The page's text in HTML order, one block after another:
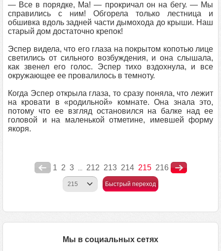
— Все в порядке, Ма! — прокричал он на бегу. — Мы
справились с ним! Обгорела только лестница и
обшивка вдоль задней части дымохода до крыши. Наш
старый дом достаточно крепок!
Эспер видела, что его глаза на покрытом копотью лице
светились от сильного возбуждения, и она слышала,
как звенел его голос. Эспер тихо вздохнула, и все
окружающее ее провалилось в темноту.
Когда Эспер открыла глаза, то сразу поняла, что лежит
на кровати в «родильной» комнате. Она знала это,
потому что ее взгляд остановился на балке над ее
головой и на маленькой отметине, имевшей форму
якоря.
1 2 3 ... 212 213 214 215 216
Быстрый переход
Мы в социальных сетях